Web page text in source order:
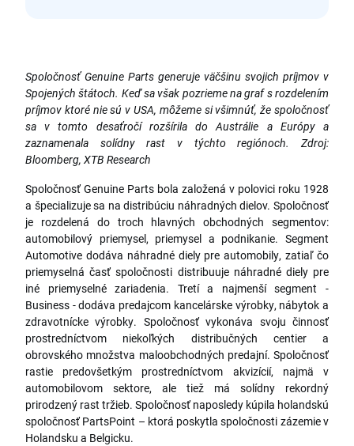
Spoločnosť Genuine Parts generuje väčšinu svojich príjmov v
Spojených štátoch. Keď sa však pozrieme na graf s rozdelením
príjmov ktoré nie sú v USA, môžeme si všimnúť, že spoločnosť
sa v tomto desaťročí rozšírila do Austrálie a Európy a
zaznamenala solídny rast v týchto regiónoch. Zdroj:
Bloomberg, XTB Research
Spoločnosť Genuine Parts bola založená v polovici roku 1928
a špecializuje sa na distribúciu náhradných dielov. Spoločnosť
je rozdelená do troch hlavných obchodných segmentov:
automobilový priemysel, priemysel a podnikanie. Segment
Automotive dodáva náhradné diely pre automobily, zatiaľ čo
priemyselná časť spoločnosti distribuuje náhradné diely pre
iné priemyselné zariadenia. Tretí a najmenší segment -
Business - dodáva predajcom kancelárske výrobky, nábytok a
zdravotnícke výrobky. Spoločnosť vykonáva svoju činnosť
prostredníctvom niekoľkých distribučných centier a
obrovského množstva maloobchodných predajní. Spoločnosť
rastie predovšetkým prostredníctvom akvizícií, najmä v
automobilovom sektore, ale tiež má solídny rekordný
prirodzený rast tržieb. Spoločnosť naposledy kúpila holandskú
spoločnosť PartsPoint – ktorá poskytla spoločnosti zázemie v
Holandsku a Belgicku.